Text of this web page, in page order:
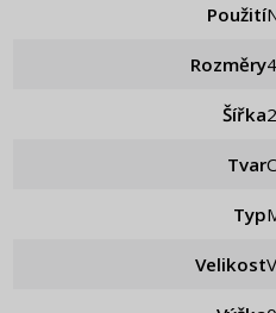
Použití
Rozměry
Šířka
Tvar
Typ
Velikost